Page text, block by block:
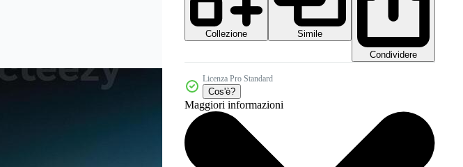
Collezione
Simile
Condividere
Licenza Pro Standard
Cos'è?
Maggiori informazioni